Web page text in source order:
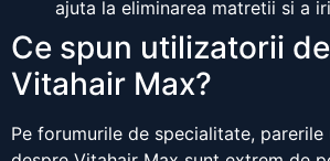
ajuta la eliminarea matretii si a
Ce spun utilizatorii
Vitahair Max?
Pe forumurile de specialitate,